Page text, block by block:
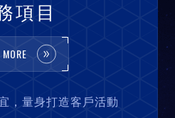
項目
，量身打造客戶活動